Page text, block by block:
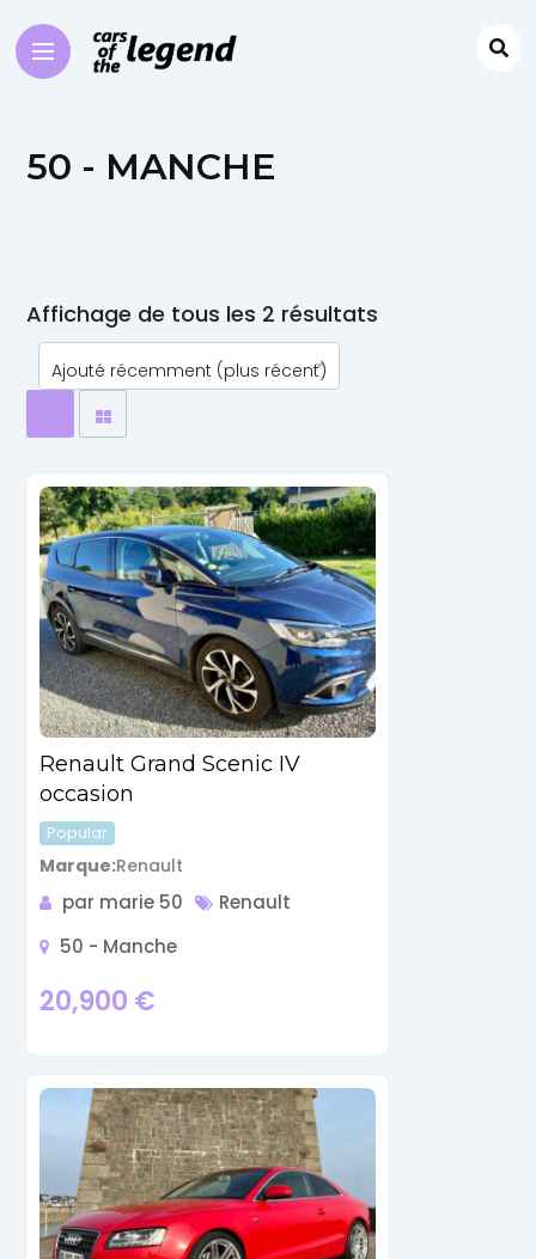
50 - MANCHE
Affichage de tous les 2 résultats
Renault Grand Scenic IV
occasion
Popular
Marque Renault
par marie 50
Renault
50 - Manche
20,900 €